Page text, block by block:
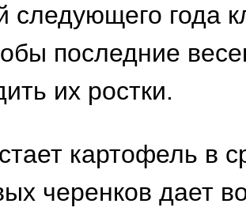
следующего года
последние
их ростки.
картофель в
черенков дает